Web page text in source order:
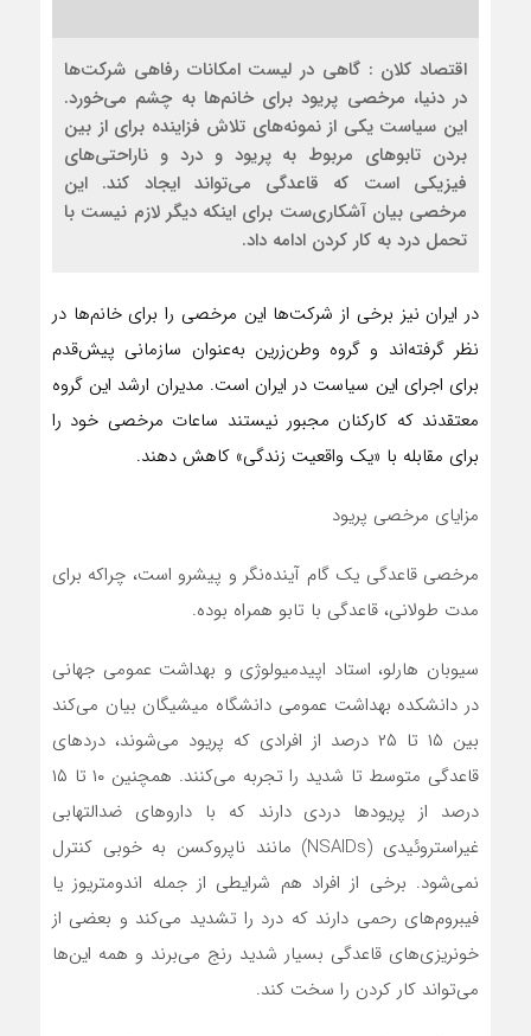
اقتصاد کلان : گاهی در لیست امکانات رفاهی شرکت‌ها
در دنیا، مرخصی پریود برای خانم‌ها به چشم می‌خورد.
این سیاست یکی از نمونه‌های تلاش فزاینده برای از بین
بردن تابوهای مربوط به پریود و درد و ناراحتی‌های
فیزیکی است که قاعدگی می‌تواند ایجاد کند. این
مرخصی بیان آشکاری‌ست برای اینکه دیگر لازم نیست با
تحمل درد به کار کردن ادامه داد.
در ایران نیز برخی از شرکت‌ها این مرخصی را برای خانم‌ها در
نظر گرفته‌اند و گروه وطن‌زرین به‌عنوان سازمانی پیش‌قدم
برای اجرای این سیاست در ایران است. مدیران ارشد این گروه
معتقدند که کارکنان مجبور نیستند ساعات مرخصی خود را
برای مقابله با «یک واقعیت زندگی» کاهش دهند.
مزایای مرخصی پریود
مرخصی قاعدگی یک گام آینده‌نگر و پیشرو است، چراکه برای
مدت طولانی، قاعدگی با تابو همراه بوده.
سیوبان هارلو، استاد اپیدمیولوژی و بهداشت عمومی جهانی
در دانشکده بهداشت عمومی دانشگاه میشیگان بیان می‌کند
بین ۱۵ تا ۲۵ درصد از افرادی که پریود می‌شوند، دردهای
قاعدگی متوسط ​​تا شدید را تجربه می‌کنند. همچنین ۱۰ تا ۱۵
درصد از پریودها دردی دارند که با داروهای ضدالتهابی
غیراستروئیدی (NSAIDs) مانند ناپروکسن به خوبی کنترل
نمی‌شود. برخی از افراد هم شرایطی از جمله اندومتریوز یا
فیبروم‌های رحمی دارند که درد را تشدید می‌کند و بعضی از
خونریزی‌های قاعدگی بسیار شدید رنج می‌برند و همه این‌ها
می‌تواند کار کردن را سخت کند.